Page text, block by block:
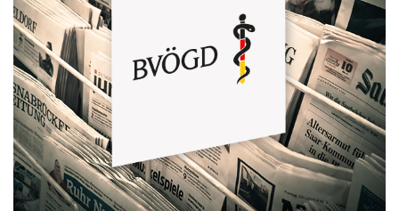
v
i
g
a
t
i
o
n